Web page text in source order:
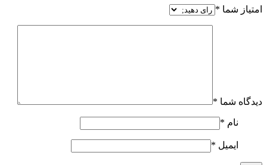
امتیاز شما *
دیدگاه شما *
نام *
ایمیل *